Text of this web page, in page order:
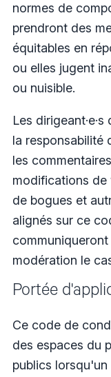
normes de
prendront des
équitables en
ou elles jugent
ou nuisible.
Les
la responsabilité
les
modifications de
de bogues et
alignés sur ce
modération le
Portée
Ce code de
des espaces du
publics